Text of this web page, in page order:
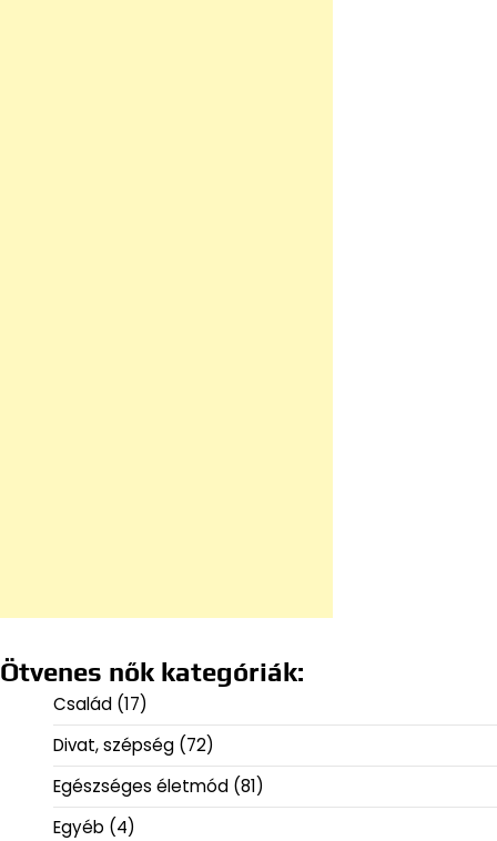
Ötvenes nők kategóriák:
Család (17)
Divat, szépség (72)
Egészséges életmód (81)
Egyéb (4)